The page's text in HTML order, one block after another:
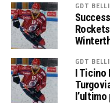
GDT
GDT
I Ticino